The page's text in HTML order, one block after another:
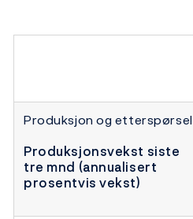
Produksjon og etterspørsel
Produksjonsvekst siste
tre mnd (annualisert
prosentvis vekst)